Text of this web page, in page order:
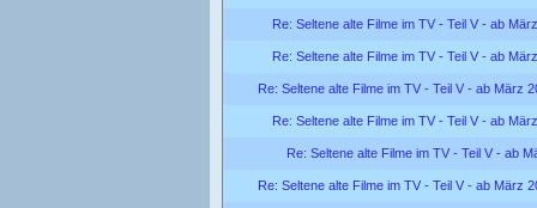
Re: Seltene alte Filme im TV - Teil V - ab
Re: Seltene alte Filme im TV - Teil V - ab
Re: Seltene alte Filme im TV - Teil V - ab März
Re: Seltene alte Filme im TV - Teil V - ab
Re: Seltene alte Filme im TV - Teil V - ab
Re: Seltene alte Filme im TV - Teil V - ab März